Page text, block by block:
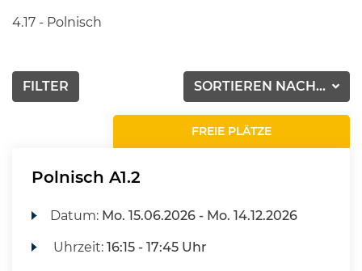
4.17 - Polnisch
SORTIEREN NACH...
FILTER
FREIE PLÄTZE
Polnisch A1.2
Datum: Mo. 15.06.2026 - Mo. 14.12.2026
Uhrzeit:16:15 - 17:45 Uhr